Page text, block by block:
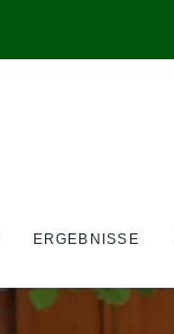
ERGEBNISSE